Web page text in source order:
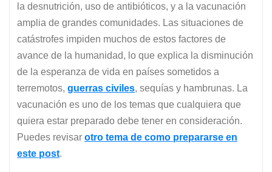
la desnutrición, uso de antibióticos, y a la vacunación
amplia de grandes comunidades. Las situaciones de
catástrofes impiden muchos de estos factores de
avance de la humanidad, lo que explica la disminución
de la esperanza de vida en países sometidos a
terremotos, guerras civiles, sequías y hambrunas. La
vacunación es uno de los temas que cualquiera que
quiera estar preparado debe tener en consideración.
Puedes revisar otro tema de como prepararse en
este post.